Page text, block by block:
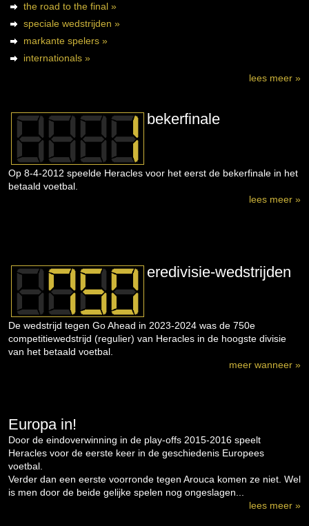
the road to the final »
speciale wedstrijden »
markante spelers »
internationals »
lees meer »
bekerfinale
Op 8-4-2012 speelde Heracles voor het eerst de bekerfinale in het
betaald voetbal.
lees meer »
eredivisie-wedstrijden
De wedstrijd tegen Go Ahead in 2023-2024 was de 750e
competitiewedstrijd (regulier) van Heracles in de hoogste divisie
van het betaald voetbal.
meer wanneer »
Europa in!
Door de eindoverwinning in de play-offs 2015-2016 speelt
Heracles voor de eerste keer in de geschiedenis Europees
voetbal.
Verder dan een eerste voorronde tegen Arouca komen ze niet. Wel
is men door de beide gelijke spelen nog ongeslagen...
lees meer »